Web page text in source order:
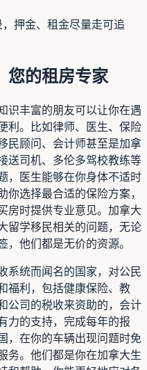
押金、租金尽量走可追
您的租房专家
识丰富的朋友可以让你在遇
利。比如律师、医生、保险
民顾问、会计师甚至是加拿
送司机、多伦多驾校教练等
，医生能够在你身体不适时
选择最合适的保险方案，
房时提供专业意见。加拿大
留学移民相关的问题，无论
他们都是无价的资源。
系统而闻名的国家，对公民
福利，包括健康保险、教
公司的税收来资助的，会计
力的支持，完成每年的报
，在你的车辆出现问题时免
务。他们都是你在加拿大生